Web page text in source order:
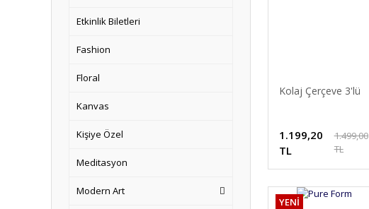
Etkinlik Biletleri
Fashion
Floral
Kanvas
Kişiye Özel
Meditasyon
Modern Art
Kolaj Çerçeve 3'lü
1.199,20
TL
1.499,00
TL
YENİ